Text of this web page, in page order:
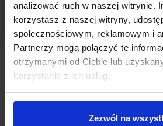
analizować ruch w naszej witrynie.
korzystasz z naszej witryny,
społecznościowym, reklamowym i
Partnerzy mogą połączyć te
otrzymanymi od Ciebie lub
korzystania z ich usług.
Zezwól na
OBSŁUGA KLIENTA OBOWIĄZKOWE LEKTURY
Dawaj innym szczęście, Tony
obowiązkowe lektury